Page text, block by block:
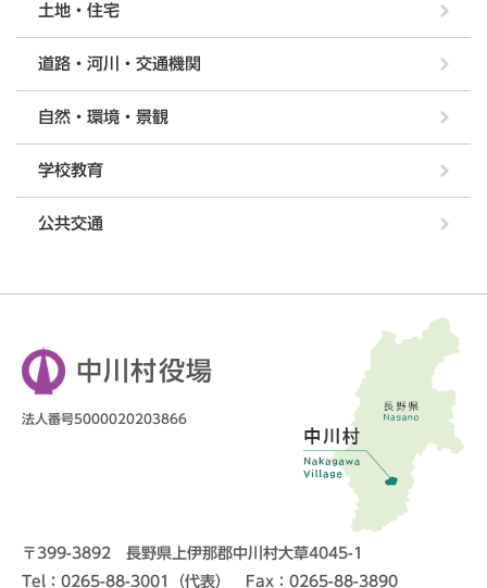
土地・住宅
道路・河川・交通機関
自然・環境・景観
学校教育
公共交通
中川村役場
法人番号5000020203866
〒399-3892 長野県上伊那郡中川村大草4045-1
Tel：0265-88-3001（代表） Fax：0265-88-3890